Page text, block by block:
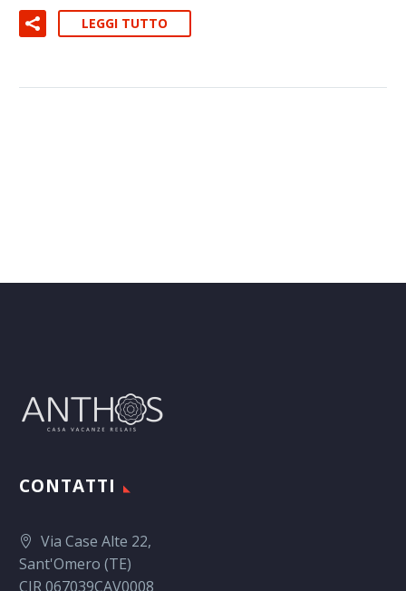
LEGGI TUTTO
CONTATTI
Via Case Alte 22,
Sant'Omero (TE)
CIR 067039CAV0008